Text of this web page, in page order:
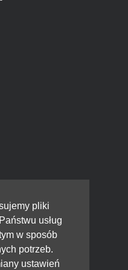
pliki
usług
w sposób
potrzeb.
ustawień